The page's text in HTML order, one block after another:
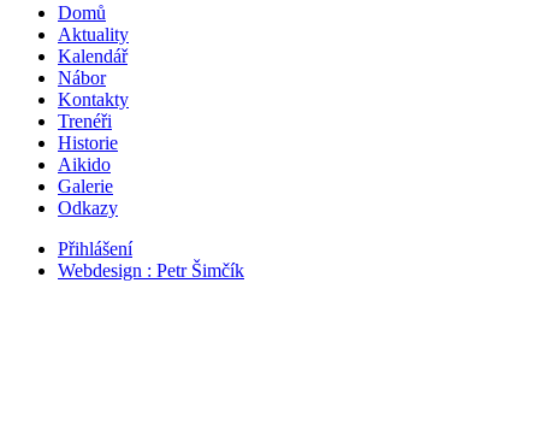
Domů
Aktuality
Kalendář
Nábor
Kontakty
Trenéři
Historie
Aikido
Galerie
Odkazy
Přihlášení
Webdesign : Petr Šimčík